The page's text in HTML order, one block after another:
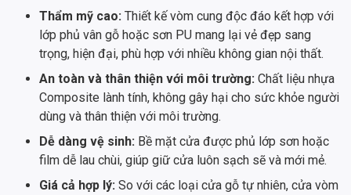
Thẩm mỹ cao: Thiết kế vòm cung độc đáo kết hợp với
lớp phủ vân gỗ hoặc sơn PU mang lại vẻ đẹp sang
trọng, hiện đại, phù hợp với nhiều không gian nội thất.
An toàn và thân thiện với môi trường: Chất liệu nhựa
Composite lành tính, không gây hại cho sức khỏe người
dùng và thân thiện với môi trường.
Dễ dàng vệ sinh: Bề mặt cửa được phủ lớp sơn hoặc
film dễ lau chùi, giúp giữ cửa luôn sạch sẽ và mới mẻ.
Giá cả hợp lý: So với các loại cửa gỗ tự nhiên, cửa vòm